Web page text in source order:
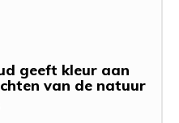
geeft kleur aan
van de natuur